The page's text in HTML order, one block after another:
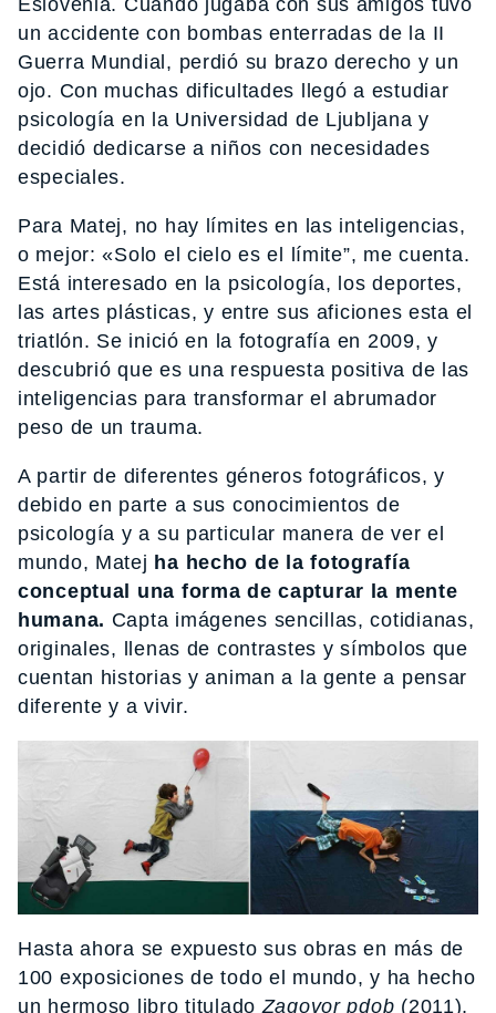
un accidente con bombas enterradas de la II
Guerra Mundial, perdió su brazo derecho y un
ojo. Con muchas dificultades llegó a estudiar
psicología en la Universidad de Ljubljana y
decidió dedicarse a niños con necesidades
especiales.
Para Matej, no hay límites en las inteligencias,
o mejor: «Solo el cielo es el límite”, me cuenta.
Está interesado en la psicología, los deportes,
las artes plásticas, y entre sus aficiones esta el
triatlón. Se inició en la fotografía en 2009, y
descubrió que es una respuesta positiva de las
inteligencias para transformar el abrumador
peso de un trauma.
A partir de diferentes géneros fotográficos, y
debido en parte a sus conocimientos de
psicología y a su particular manera de ver el
mundo, Matej ha hecho de la fotografía
conceptual una forma de capturar la mente
humana. Capta imágenes sencillas, cotidianas,
originales, llenas de contrastes y símbolos que
cuentan historias y animan a la gente a pensar
diferente y a vivir.
Hasta ahora se expuesto sus obras en más de
100 exposiciones de todo el mundo, y ha hecho
un hermoso libro titulado Zagovor pdob (2011),